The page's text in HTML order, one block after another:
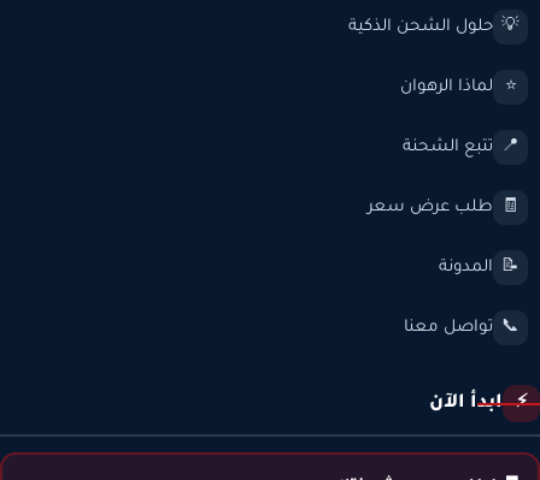
💡 حلول الشحن الذكية
⭐ لماذا الرهوان
📍 تتبع الشحنة
🧾 طلب عرض سعر
📝 المدونة
📞 تواصل معنا
⚡ ابدأ الآن